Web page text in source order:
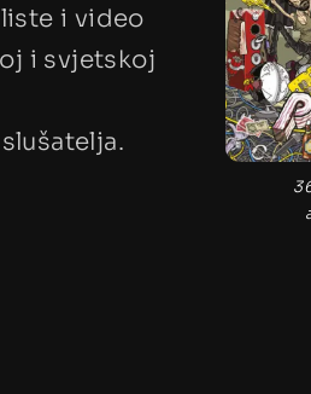
i video
i svjetskoj